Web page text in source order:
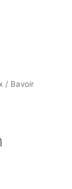
/ Bavoir